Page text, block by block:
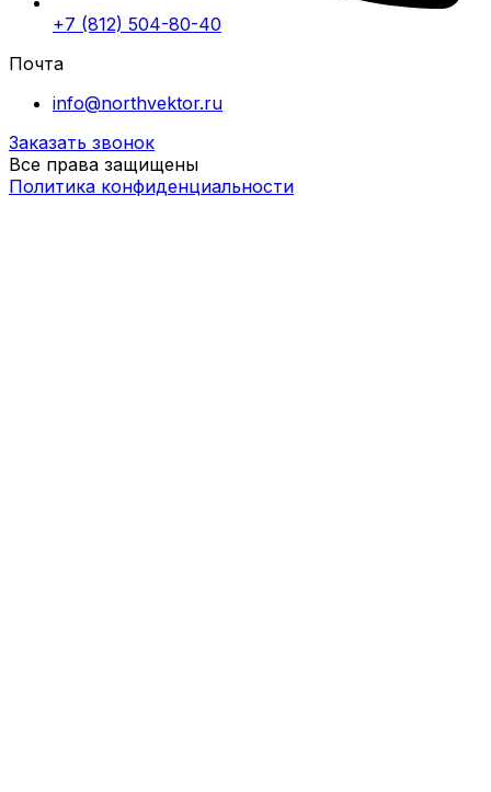
+7 (812) 504-80-40
Почта
info@northvektor.ru
Заказать звонок
Все права защищены
Политика конфиденциальности